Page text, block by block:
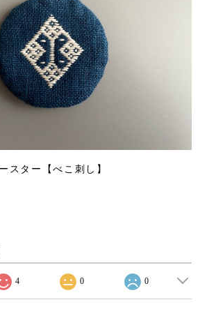
スター【べこ刺し】
4 0 0